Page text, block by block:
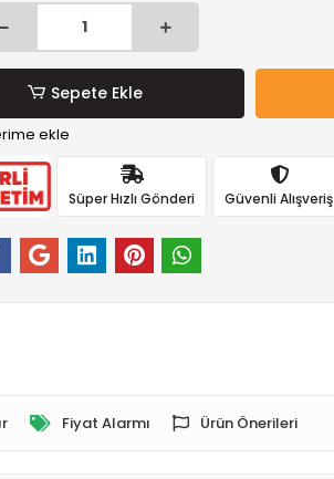
Sepete Ekle
ekle
Süper Hızlı Gönderi Güvenli Alışveriş
Fiyat Alarmı Ürün Önerileri